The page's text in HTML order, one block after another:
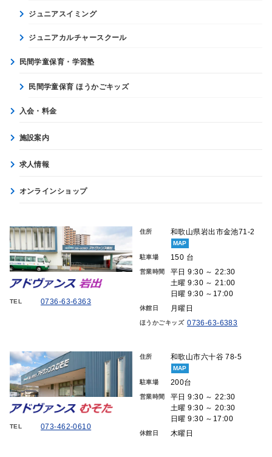
ジュニアスイミング
ジュニアカルチャースクール
民間学童保育・学習塾
民間学童保育 ほうかごキッズ
入会・料金
施設案内
求人情報
オンラインショップ
TEL 0736-63-6363
住所 和歌山県岩出市金池71-2
MAP
駐車場 150 台
営業時間
平日 9:30 ～ 22:30
土曜 9:30 ～ 21:00
日曜 9:30 ～17:00
休館日 月曜日
ほうかごキッズ 0736-63-6383
TEL 073-462-0610
住所 和歌山市六十谷 78-5
MAP
駐車場 200台
営業時間
平日 9:30 ～ 22:30
土曜 9:30 ～ 20:30
日曜 9:30 ～17:00
休館日 木曜日